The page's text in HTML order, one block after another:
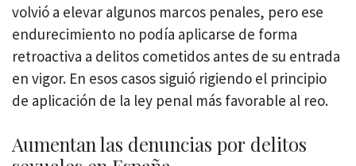
volvió a elevar algunos marcos penales, pero ese
endurecimiento no podía aplicarse de forma
retroactiva a delitos cometidos antes de su entrada
en vigor. En esos casos siguió rigiendo el principio
de aplicación de la ley penal más favorable al reo.
Aumentan las denuncias por delitos